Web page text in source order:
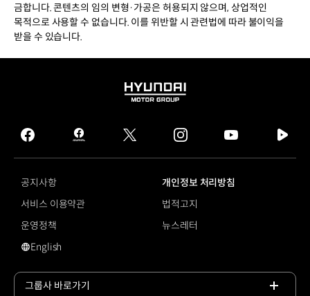
금합니다. 콘텐츠의 임의 변형·가공은 허용되지 않으며, 상업적인
목적으로 사용할 수 없습니다. 이를 위반할 시 관련법에 따라 불이익을
받을 수 있습니다.
HYUNDAI
GROUP
facebook
hmg
journal
twitter instagram
tv
공지사항
개인정보 처리방침
서비스 이용약관
법적고지
운영정책
뉴스레터
영문 사이트로 이동
English
그룹사 바로가기